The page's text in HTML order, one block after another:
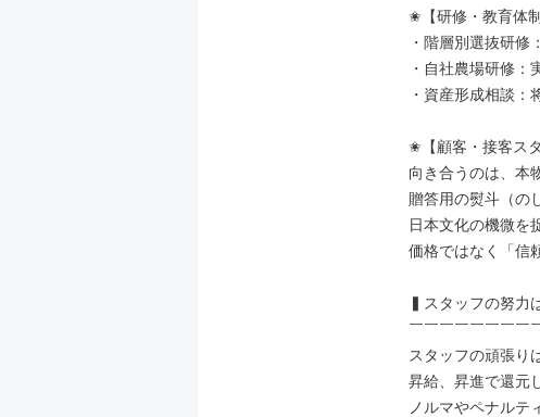
✬【研修・教育体制
・階層別選抜研修
・自社農場研修：
・資産形成相談：
✬【顧客・接客スタ
向き合うのは、本
贈答用の熨斗（の
日本文化の機微を
価格ではなく「信
▍スタッフの努力
￣￣￣￣￣￣￣￣
スタッフの頑張り
昇給、昇進で還元
ノルマやペナル